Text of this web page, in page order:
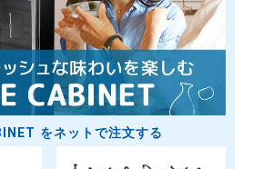
をネットで注文する